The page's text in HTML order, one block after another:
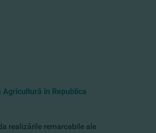
Agricultură în Republica
realizările remarcabile ale